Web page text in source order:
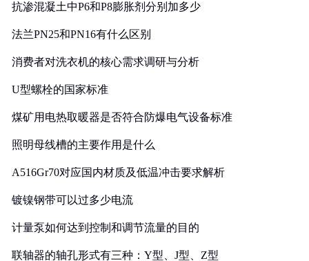
抗渗混凝土中P6和P8膨胀剂分别加多少
法兰PN25和PN16有什么区别
消费者对洗衣机的核心需求调研与分析
U型螺栓的国家标准
煤矿用电热取暖器是否符合防爆电气设备标准
照明母线槽的主要作用是什么
A516Gr70对应国内材质及低温冲击要求解析
镀镍钢带可以过多少电流
计量泵如何达到控制和调节流量的目的
联轴器的轴孔形式有三种：Y型、J型、Z型